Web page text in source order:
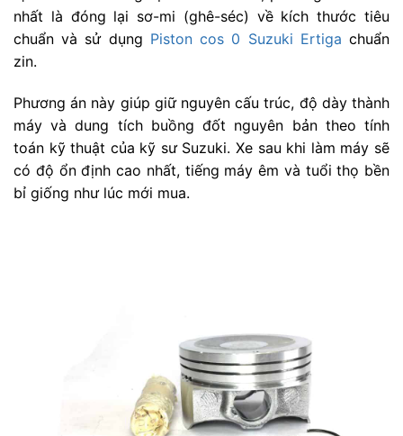
nhất là đóng lại sơ-mi (ghê-séc) về kích thước tiêu
chuẩn và sử dụng Piston cos 0 Suzuki Ertiga chuẩn
zin.
Phương án này giúp giữ nguyên cấu trúc, độ dày thành
máy và dung tích buồng đốt nguyên bản theo tính
toán kỹ thuật của kỹ sư Suzuki. Xe sau khi làm máy sẽ
có độ ổn định cao nhất, tiếng máy êm và tuổi thọ bền
bỉ giống như lúc mới mua.